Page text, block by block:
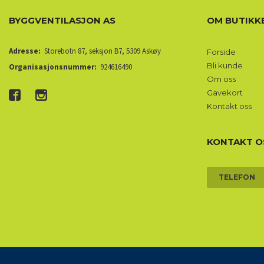
BYGGVENTILASJON AS
Adresse: Storebotn 87, seksjon B7, 5309 Askøy
Organisasjonsnummer: 924616490
OM
Forside
Bli kunde
Om oss
Gavekort
Kontakt oss
KONTAKT
TELEFON